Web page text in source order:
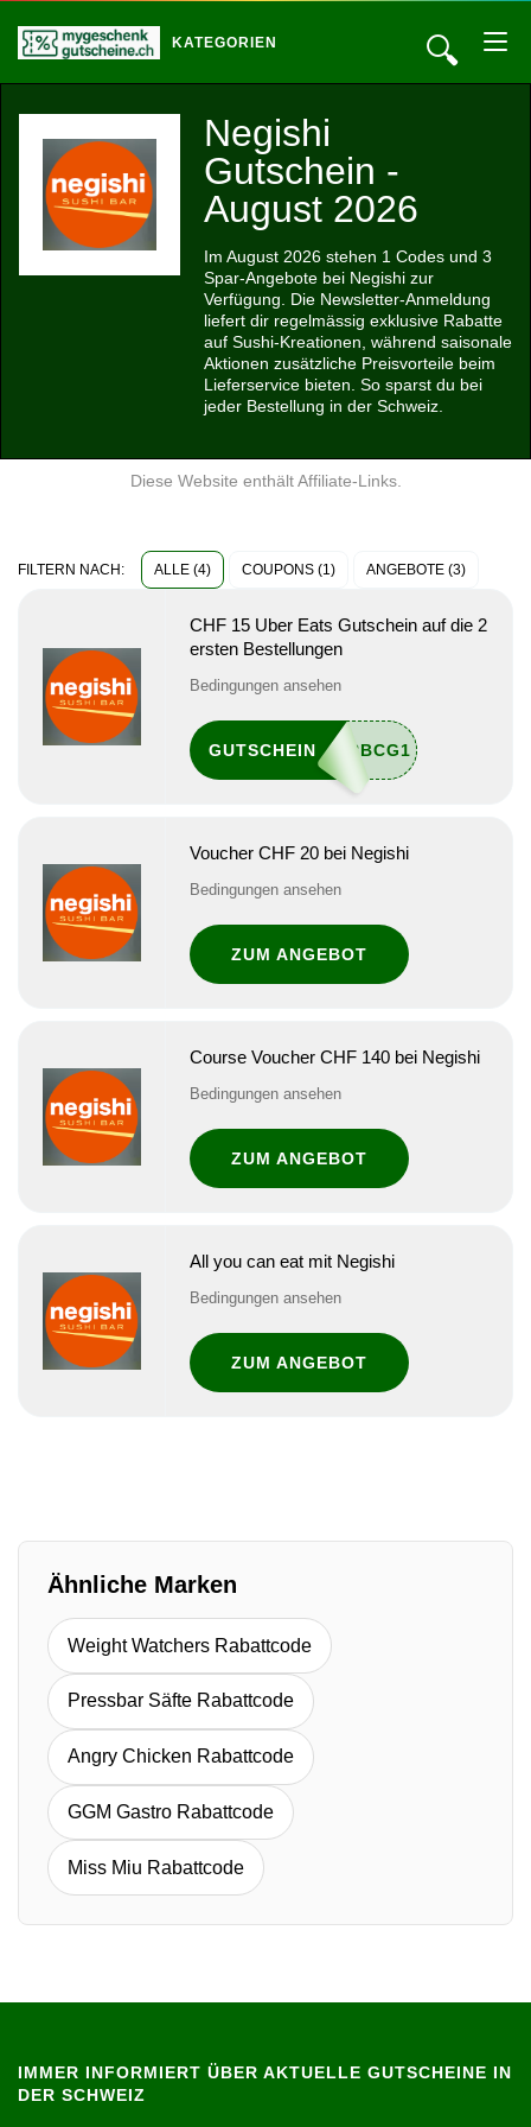
🔍
KATEGORIEN
Negishi
Gutschein -
August 2026
Im August 2026 stehen 1 Codes und 3
Spar-Angebote bei Negishi zur
Verfügung. Die Newsletter-Anmeldung
liefert dir regelmässig exklusive Rabatte
auf Sushi-Kreationen, während saisonale
Aktionen zusätzliche Preisvorteile beim
Lieferservice bieten. So sparst du bei
jeder Bestellung in der Schweiz.
Diese Website enthält Affiliate-Links.
FILTERN NACH: ALLE (4) COUPONS (1) ANGEBOTE (3)
CHF 15 Uber Eats Gutschein auf die 2
ersten Bestellungen
Bedingungen ansehen
GUTSCHEIN
Voucher CHF 20 bei Negishi
Bedingungen ansehen
ZUM ANGEBOT
Course Voucher CHF 140 bei Negishi
Bedingungen ansehen
ZUM ANGEBOT
All you can eat mit Negishi
Bedingungen ansehen
ZUM ANGEBOT
Ähnliche Marken
Weight Watchers Rabattcode
Pressbar Säfte Rabattcode
Angry Chicken Rabattcode
GGM Gastro Rabattcode
Miss Miu Rabattcode
IMMER INFORMIERT ÜBER AKTUELLE GUTSCHEINE IN
DER SCHWEIZ